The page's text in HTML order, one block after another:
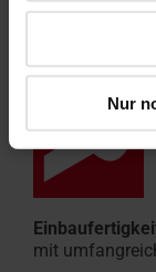
Nur
mit